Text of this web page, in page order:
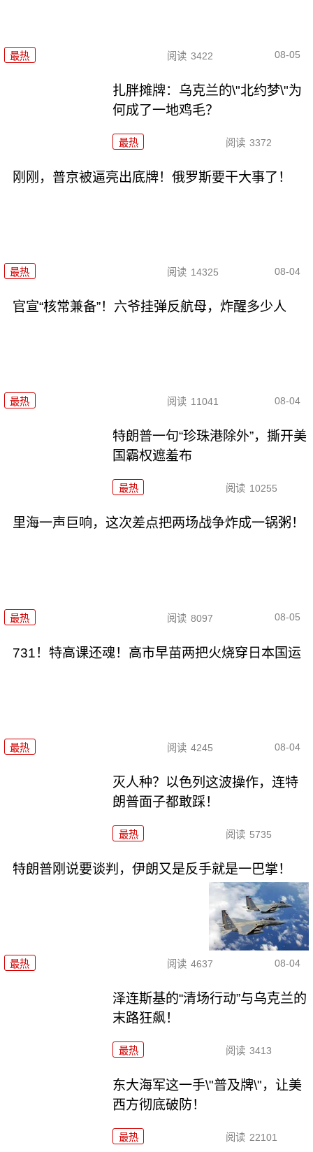
最热 阅读 3422 08-05
扎胖摊牌：乌克兰的\"北约梦\"为
何成了一地鸡毛？
最热 阅读 3372
刚刚，普京被逼亮出底牌！俄罗斯要干大事了！
最热 阅读 14325 08-04
官宣“核常兼备”！六爷挂弹反航母，炸醒多少人
最热 阅读 11041 08-04
特朗普一句“珍珠港除外”，撕开美
国霸权遮羞布
最热 阅读 10255
里海一声巨响，这次差点把两场战争炸成一锅粥！
最热 阅读 8097 08-05
731！特高课还魂！高市早苗两把火烧穿日本国运
最热 阅读 4245 08-04
灭人种？以色列这波操作，连特
朗普面子都敢踩！
最热 阅读 5735
特朗普刚说要谈判，伊朗又是反手就是一巴掌！
最热 阅读 4637 08-04
泽连斯基的“清场行动”与乌克兰的
末路狂飙！
最热 阅读 3413
东大海军这一手\"普及牌\"，让美
西方彻底破防！
最热 阅读 22101